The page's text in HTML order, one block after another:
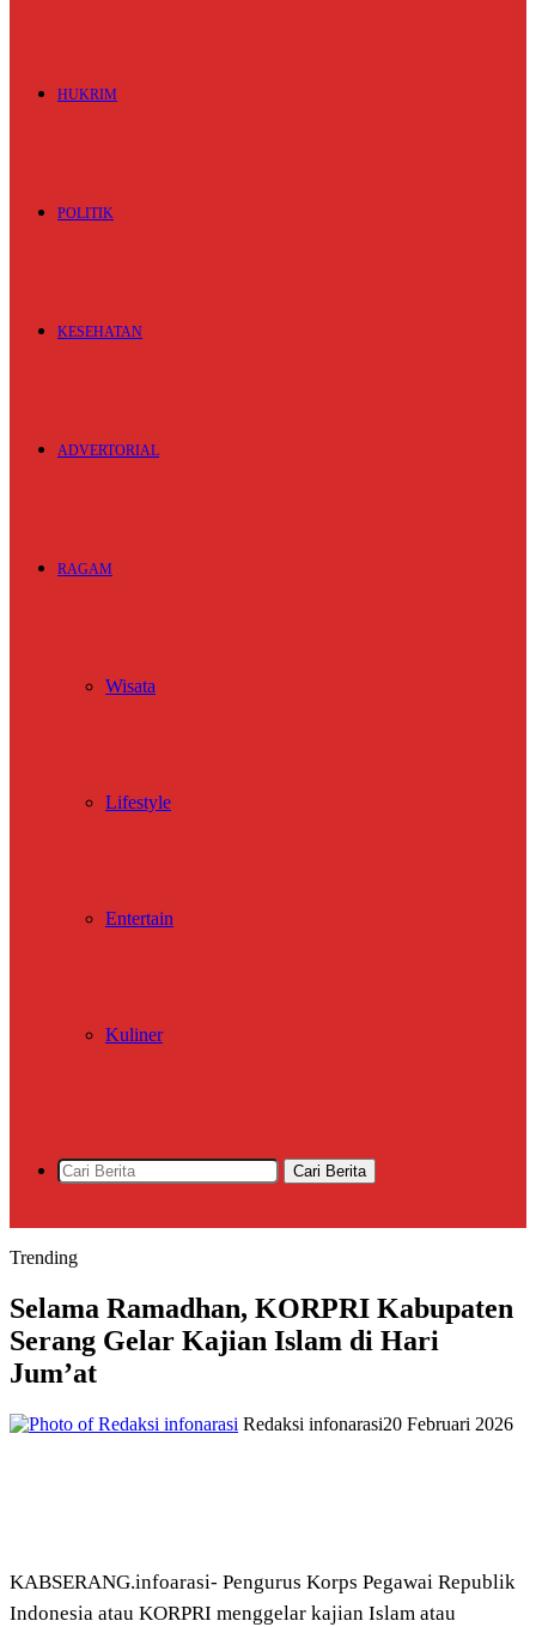
HUKRIM
POLITIK
KESEHATAN
ADVERTORIAL
RAGAM
Wisata
Lifestyle
Entertain
Kuliner
Cari Berita
Trending
Selama Ramadhan, KORPRI Kabupaten
Serang Gelar Kajian Islam di Hari
Jum’at
Redaksi infonarasi20 Februari 2026
KABSERANG.infoarasi- Pengurus Korps Pegawai Republik
Indonesia atau KORPRI menggelar kajian Islam atau